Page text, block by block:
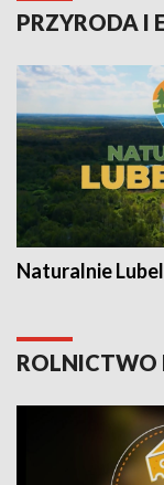
PRZYRODA I
Naturalnie
ROLNICTWO